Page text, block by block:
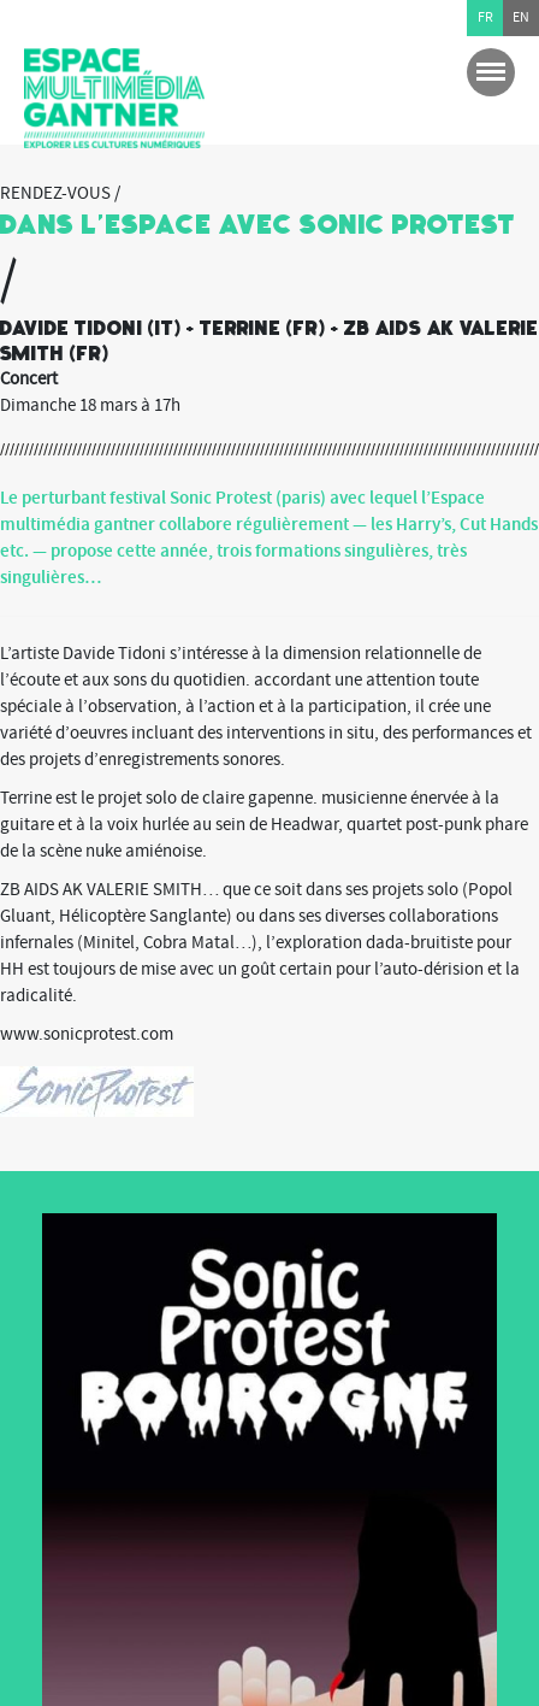
RENDEZ-VOUS /
Dans l’Espace avec Sonic Protest
/
Davide Tidoni (it) + Terrine (fr) + ZB Aids ak Valerie
Smith (fr)
Concert
Dimanche 18 mars à 17h
Le perturbant festival Sonic Protest (paris) avec lequel l’Espace
multimédia gantner collabore régulièrement — les Harry’s, Cut Hands
etc. — propose cette année, trois formations singulières, très
singulières…
L’artiste Davide Tidoni s’intéresse à la dimension relationnelle de
l’écoute et aux sons du quotidien. accordant une attention toute
spéciale à l’observation, à l’action et à la participation, il crée une
variété d’oeuvres incluant des interventions in situ, des performances et
des projets d’enregistrements sonores.
Terrineest le projet solo de claire gapenne. musicienne énervée à la
guitare et à la voix hurlée au sein de Headwar, quartet post-punk phare
de la scène nuke amiénoise.
ZB AIDS AK VALERIE SMITH… que ce soit dans ses projets solo (Popol
Gluant, Hélicoptère Sanglante) ou dans ses diverses collaborations
infernales (Minitel, Cobra Matal…), l’exploration dada-bruitiste pour
HH est toujours de mise avec un goût certain pour l’auto-dérision et la
radicalité.
www.sonicprotest.com
FR EN